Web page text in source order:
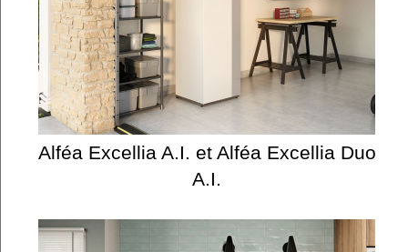
Alféa Excellia A.I. et Alféa Excellia Duo
A.I.